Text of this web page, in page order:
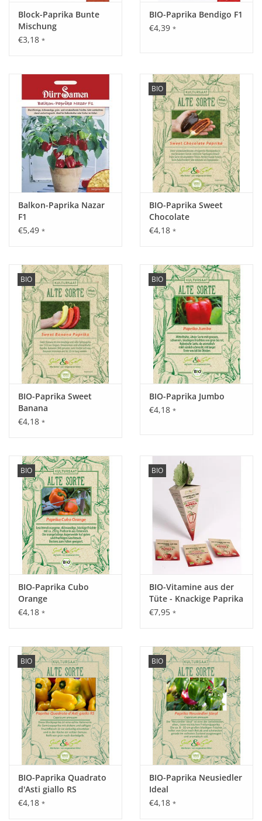
Block-Paprika Bunte
Mischung
€3,18 *
BIO-Paprika Bendigo F1
€4,39 *
Balkon-Paprika Nazar
F1
€5,49 *
BIO
BIO-Paprika Sweet
Chocolate
€4,18 *
BIO
BIO-Paprika Sweet
Banana
€4,18 *
BIO
BIO-Paprika Jumbo
€4,18 *
BIO
BIO-Paprika Cubo
Orange
€4,18 *
BIO
BIO-Vitamine aus der
Tüte - Knackige Paprika
€7,95 *
BIO
BIO-Paprika Quadrato
d'Asti giallo RS
€4,18 *
BIO
BIO-Paprika Neusiedler
Ideal
€4,18 *